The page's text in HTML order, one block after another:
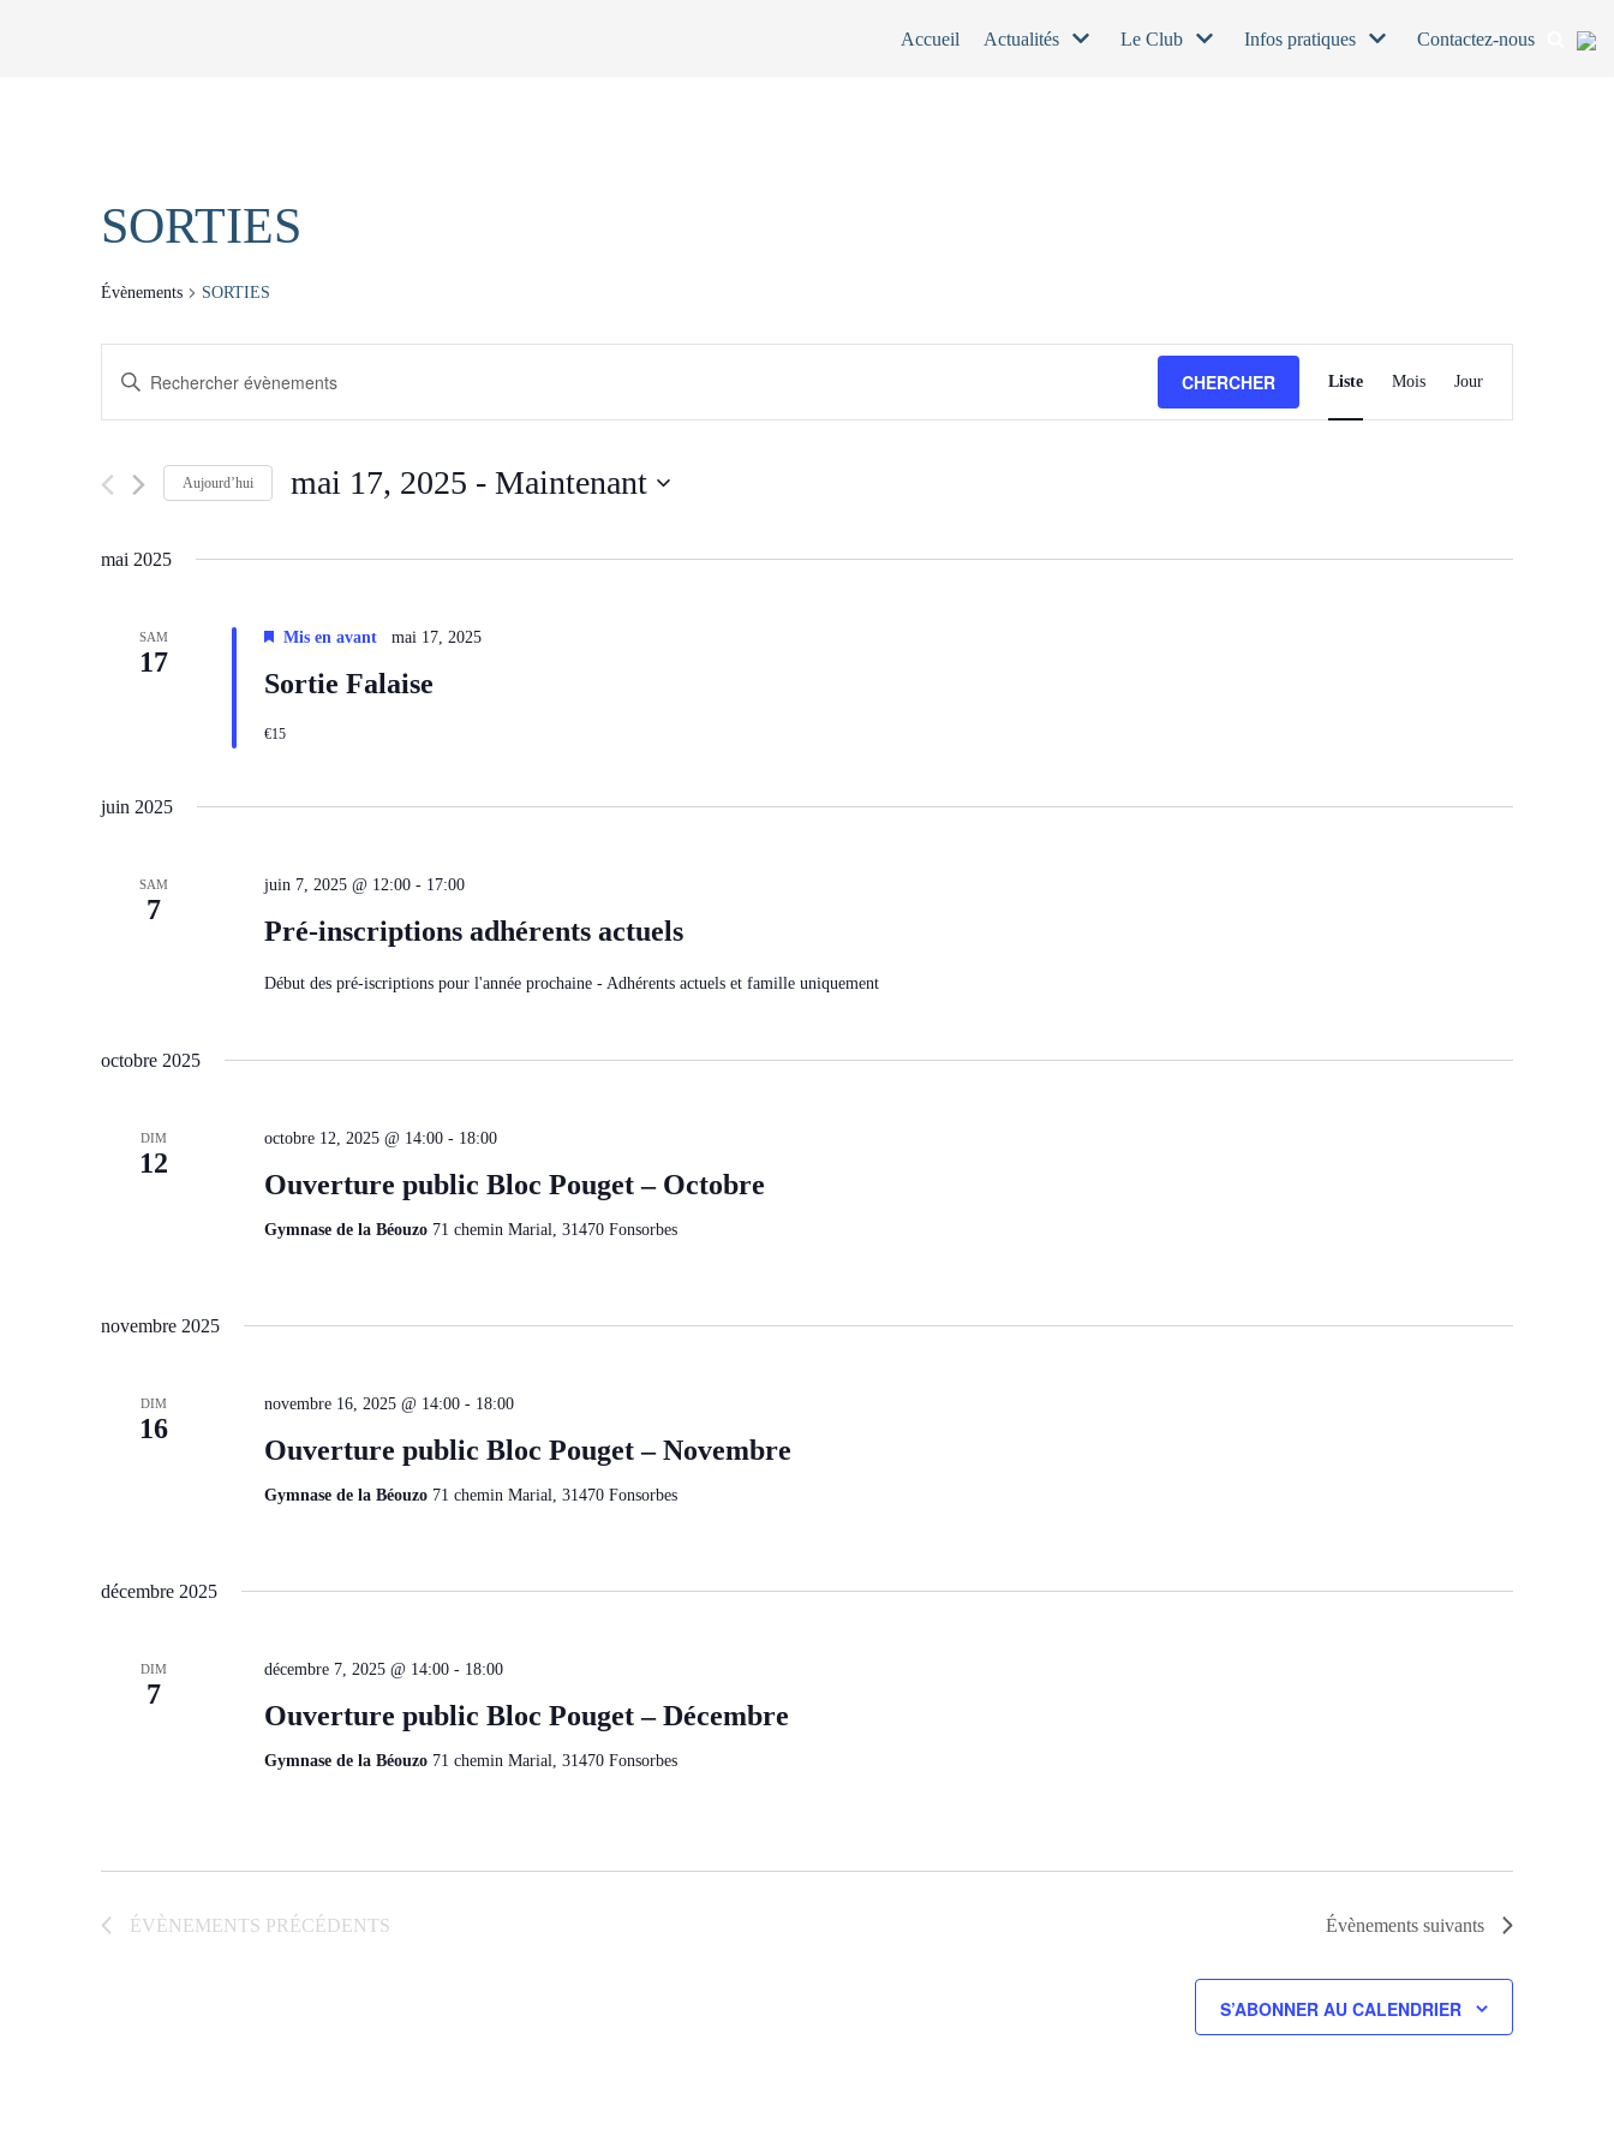
Accueil Actualités Le Club Infos pratiques Contactez-nous
SORTIES
Évènements SORTIES
RECHERCHE
ET
NAVIGATION
DE
ÉVÈNEMENTS
Saisir
Rechercher
Évènements
mot-
CHERCHER
DE
VUES
Liste Mois Jour
Aujourd’hui mai 17, 2025 - Maintenant
une
mai 2025
SAM
17
Mis en avant mai 17, 2025
Sortie Falaise
€15
juin 2025
SAM
7
juin 7, 2025 @ 12:00- 17:00
Pré-inscriptions adhérents actuels
Début des pré-iscriptions pour l'année prochaine - Adhérents actuels et famille uniquement
octobre 2025
DIM
12
octobre 12, 2025 @ 14:00- 18:00
Ouverture public Bloc Pouget – Octobre
Gymnase de la Béouzo 71 chemin Marial, 31470 Fonsorbes
novembre 2025
DIM
16
novembre 16, 2025 @ 14:00- 18:00
Ouverture public Bloc Pouget – Novembre
Gymnase de la Béouzo 71 chemin Marial, 31470 Fonsorbes
décembre 2025
DIM
7
décembre 7, 2025 @ 14:00- 18:00
Ouverture public Bloc Pouget – Décembre
Gymnase de la Béouzo 71 chemin Marial, 31470 Fonsorbes
ÉVÈNEMENTS PRÉCÉDENTS Évènements suivants
S’ABONNER AU CALENDRIER